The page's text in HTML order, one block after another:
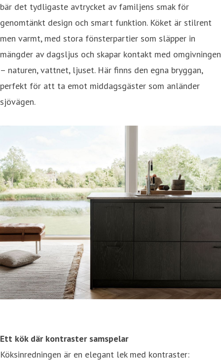
bär det tydligaste avtrycket av familjens smak för
genomtänkt design och smart funktion. Köket är stilrent
men varmt, med stora fönsterpartier som släpper in
mängder av dagsljus och skapar kontakt med omgivningen
– naturen, vattnet, ljuset. Här finns den egna bryggan,
perfekt för att ta emot middagsgäster som anländer
sjövägen.
Ett kök där kontraster samspelar
Köksinredningen är en elegant lek med kontraster: